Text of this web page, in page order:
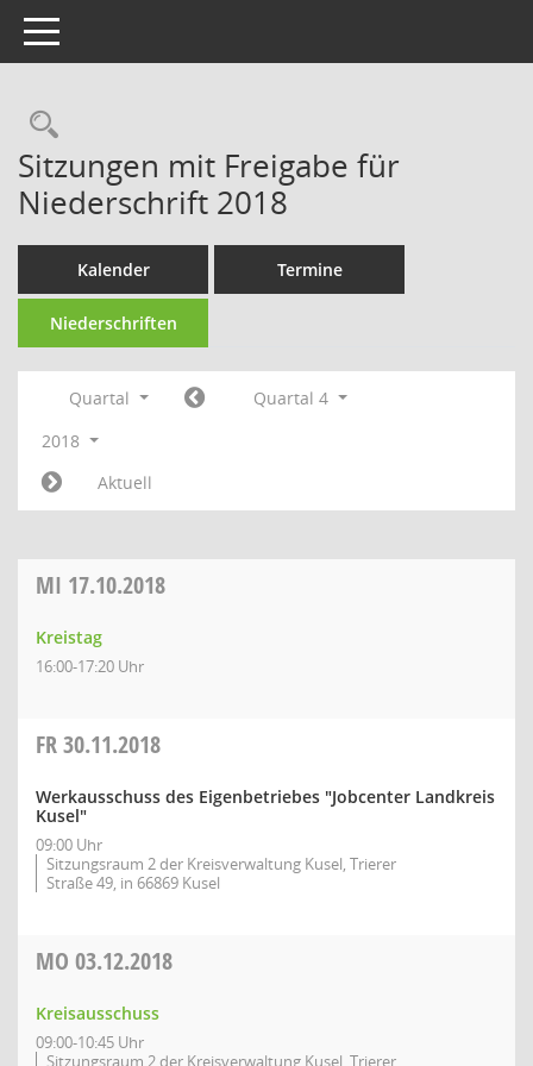
Toggle navigation
Rechercheauswahl
Sitzungen mit Freigabe für
Niederschrift 2018
Kalender Termine
Niederschriften
Quartal
Quartal 4
2018
Aktuell
MI 17.10.2018
Kreistag
16:00-17:20 Uhr
FR30.11.2018
Werkausschuss des Eigenbetriebes "Jobcenter Landkreis
Kusel"
09:00 Uhr
Sitzungsraum 2 der Kreisverwaltung Kusel, Trierer
Straße 49, in 66869 Kusel
MO 03.12.2018
Kreisausschuss
09:00-10:45 Uhr
Sitzungsraum 2 der Kreisverwaltung Kusel, Trierer